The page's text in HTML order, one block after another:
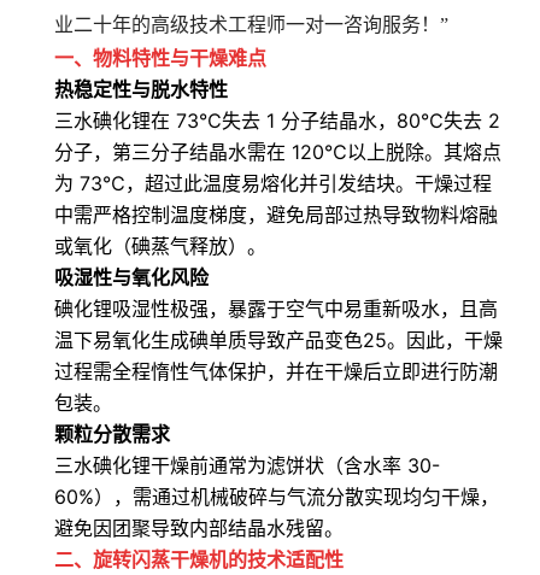
业二十年的高级技术工程师一对一咨询服务！”
一、物料特性与干燥难点
热稳定性与脱水特性
三水碘化锂在 73℃失去 1 分子结晶水，80℃失去 2
分子，第三分子结晶水需在 120℃以上脱除。其熔点
为 73℃，超过此温度易熔化并引发结块。干燥过程
中需严格控制温度梯度，避免局部过热导致物料熔融
或氧化（碘蒸气释放）。
吸湿性与氧化风险
碘化锂吸湿性极强，暴露于空气中易重新吸水，且高
温下易氧化生成碘单质导致产品变色25。因此，干燥
过程需全程惰性气体保护，并在干燥后立即进行防潮
包装。
颗粒分散需求
三水碘化锂干燥前通常为滤饼状（含水率 30-
60%），需通过机械破碎与气流分散实现均匀干燥，
避免因团聚导致内部结晶水残留。
二、旋转闪蒸干燥机的技术适配性